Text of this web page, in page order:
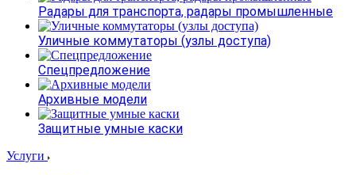
Радары для транспорта, радары промышленные
Уличные коммутаторы (узлы доступа)
Спецпредложение
Архивные модели
Защитные умные каски
Услуги